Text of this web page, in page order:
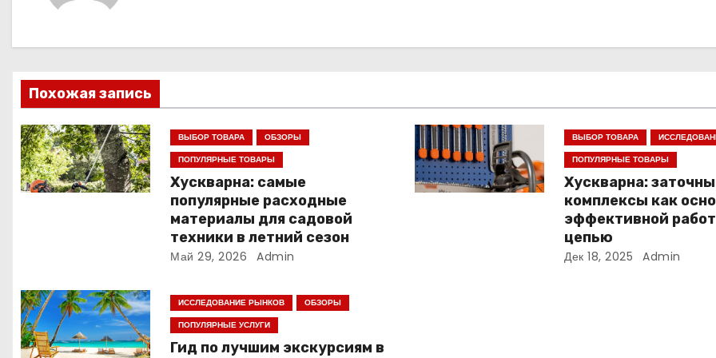
а
ц
и
я
п
а
п
Похожая запись
ВЫБОР ТОВАРА
ОБЗОРЫ
ПОПУЛЯРНЫЕ ТОВАРЫ
Хускварна: самые
популярные расходные
материалы для садовой
техники в летний сезон
Май 29, 2026 Admin
ВЫБОР ТОВАРА
ПОПУЛЯРНЫЕ ТОВАРЫ
Хускварна:
комплексы как
эффективной
цепью
Дек 18, 2025 Admin
ИССЛЕДОВАНИЕ РЫНКОВ
ОБЗОРЫ
ПОПУЛЯРНЫЕ УСЛУГИ
Гид по лучшим экскурсиям в